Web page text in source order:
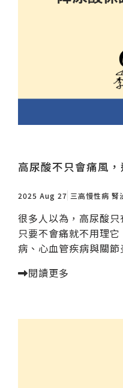
高尿酸不只會痛風，
2025 Aug 27 三高慢性病 腎
很多人以為，高尿酸只
只要不會痛就不用理
病、心血管疾病與關
閱讀更多